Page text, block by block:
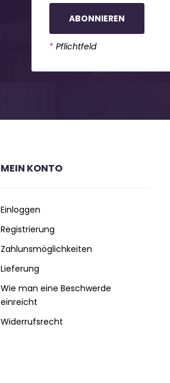
ABONNIEREN
* Pflichtfeld
MEIN KONTO
Einloggen
Registrierung
Zahlunsmöglichkeiten
Lieferung
Wie man eine Beschwerde
einreicht
Widerrufsrecht